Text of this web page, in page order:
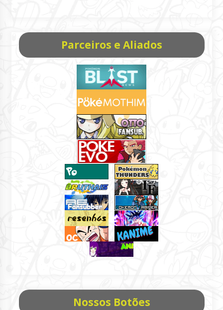
Parceiros e Aliados
Nossos Botões